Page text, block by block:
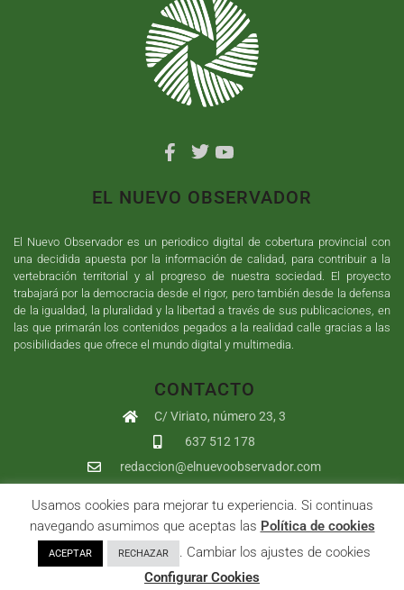
EL NUEVO OBSERVADOR
El Nuevo Observador es un periodico digital de cobertura provincial con
una decidida apuesta por la información de calidad, para contribuir a la
vertebración territorial y al progreso de nuestra sociedad. El proyecto
trabajará por la democracia desde el rigor, pero también desde la defensa
de la igualdad, la pluralidad y la libertad a través de sus publicaciones, en
las que primarán los contenidos pegados a la realidad calle gracias a las
posibilidades que ofrece el mundo digital y multimedia.
CONTACTO
C/ Viriato, número 23, 3
637 512 178
redaccion@elnuevoobservador.com
Copyright ©2026 El Nuevo Observador | Sumurdigital Diseño web
yDesarrollo| All Rights Reserved |
Privacidad|Política de cookies|User
Usamos cookies para mejorar tu experiencia. Si continuas
navegando asumimos que aceptas las Política de cookies
ACEPTAR RECHAZAR
. Cambiar los ajustes de cookies
Configurar Cookies